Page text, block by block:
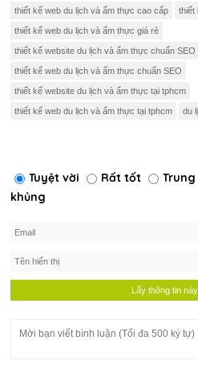
thiết kế web du lịch và ẩm thực cao cấp thiết
thiết kế web du lịch và ẩm thực giá rẻ
thiết kế website du lịch và ẩm thực chuẩn SEO
thiết kế web du lịch và ẩm thực chuẩn SEO
thiết kế website du lịch và ẩm thực tại tphcm
thiết kế web du lịch và ẩm thực tại tphcm du
Tuyệt vời Rất tốt
khủng